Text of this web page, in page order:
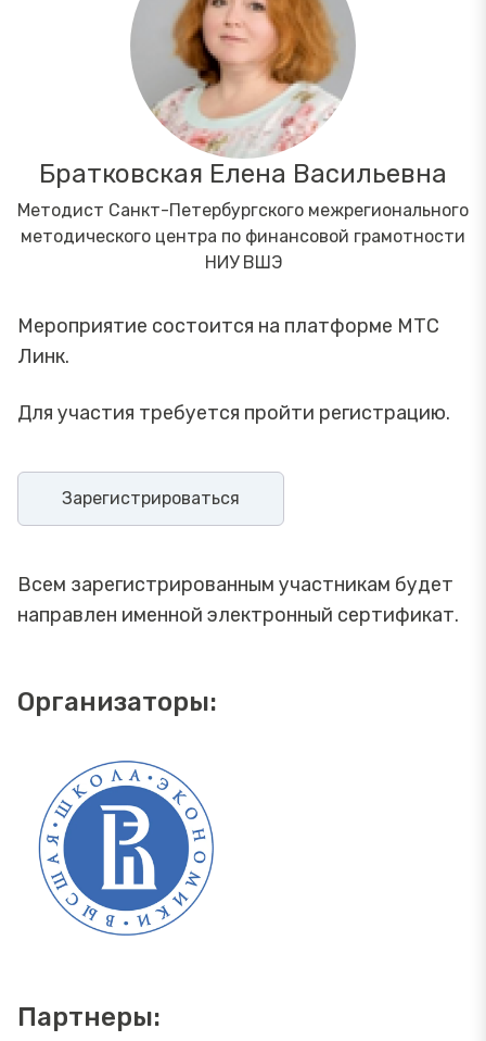
Братковская Елена Васильевна
Методист Санкт-Петербургского межрегионального
методического центра по финансовой грамотности
НИУ ВШЭ
Мероприятие состоится на платформе МТС
Линк.
Для участия требуется пройти регистрацию.
Зарегистрироваться
Всем зарегистрированным участникам будет
направлен именной электронный сертификат.
Организаторы:
Партнеры: